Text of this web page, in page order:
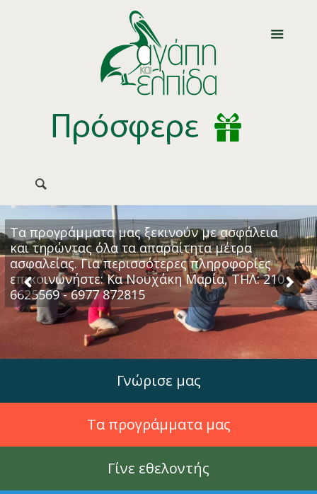
Τα προγράμματα μας ξεκινούν με ασφάλεια
και τηρώντας όλα τα απαραίτητα μέτρα
ασφαλείας. Για περισσότερες πληροφορίες
επικοινωνήστε: Κα Νουχάκη Μαρία, ΤΗΛ: 210
6625569 - 6977 872815
Γνώρισε μας
Τα προγράμματα μας
Γίνε εθελοντής